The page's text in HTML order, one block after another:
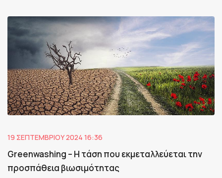
19 ΣΕΠΤΕΜΒΡΊΟΥ 2024 16:36
Greenwashing – Η τάση που εκμεταλλεύεται την
προσπάθεια βιωσιμότητας